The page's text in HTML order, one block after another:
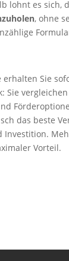
lohnt es sich,
, ohne
Sie
Sie vergleichen
das beste
Investition.
Vorteil.